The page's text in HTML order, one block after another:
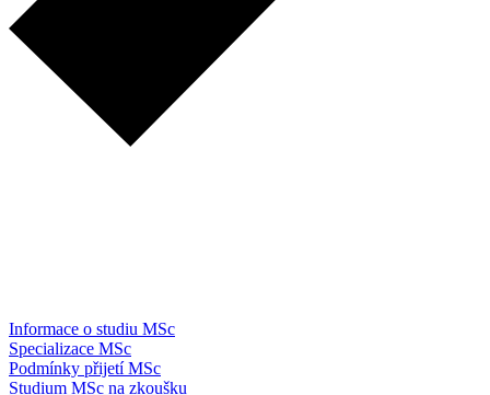
Informace o studiu MSc
Specializace MSc
Podmínky přijetí MSc
Studium MSc na zkoušku